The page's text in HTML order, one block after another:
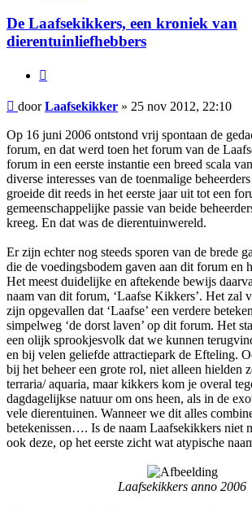
De Laafsekikkers, een kroniek van
dierentuinliefhebbers
Bericht
doorLaafsekikker » 25 nov 2012, 22:10
Op 16 juni 2006 ontstond vrij spontaan de
forum, en dat werd toen het forum van de
forum in een eerste instantie een breed scala
diverse interesses van de toenmalige
groeide dit reeds in het eerste jaar uit tot een
gemeenschappelijke passie van beide
kreeg. En dat was de dierentuinwereld.
Er zijn echter nog steeds sporen van de brede
die de voedingsbodem gaven aan dit forum en
Het meest duidelijke en aftekende bewijs
naam van dit forum, ‘Laafse Kikkers’. Het zal
zijn opgevallen dat ‘Laafse’ een verdere
simpelweg ‘de dorst laven’ op dit forum. Het
een olijk sprookjesvolk dat we kunnen
en bij velen geliefde attractiepark de Efteling.
bij het beheer een grote rol, niet alleen hielden
terraria/ aquaria, maar kikkers kom je overal
dagdagelijkse natuur om ons heen, als in de
vele dierentuinen. Wanneer we dit alles
betekenissen…. Is de naam Laafsekikkers niet
ook deze, op het eerste zicht wat atypische
Laafsekikkers anno 2006